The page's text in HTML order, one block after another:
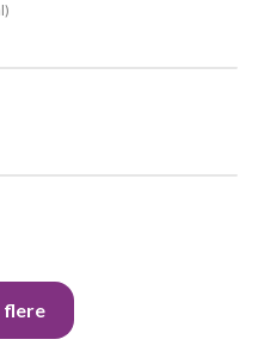
)
flere